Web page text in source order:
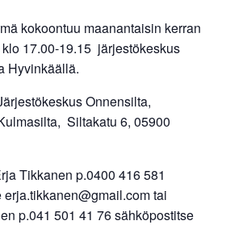
kokoontuu maanantaisin kerran
17.00-19.15 järjestökeskus
Hyvinkäällä.
Onnensilta,
Siltakatu 6, 05900
Tikkanen p.0400 416 581
tai
p.041 501 41 76 sähköpostitse